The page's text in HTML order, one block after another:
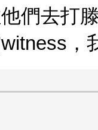
們去打
，